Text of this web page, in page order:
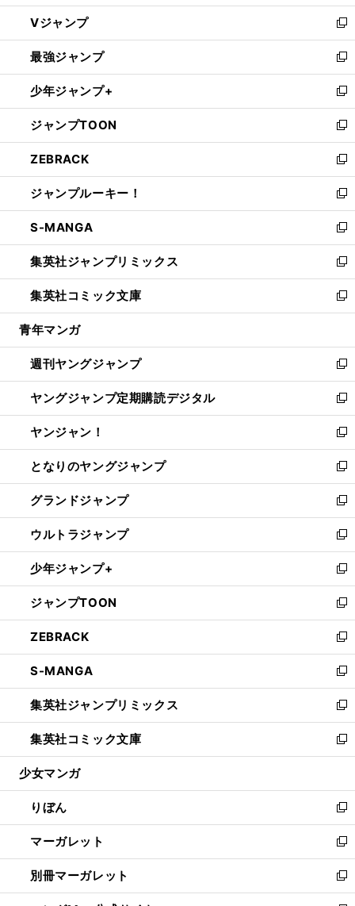
ウ
ィ
ン
ド
ウ
で
開
く
し
い
ウ
ィ
ン
ド
ウ
で
開
く
Vジャンプ
新
し
い
ウ
ィ
ン
ド
ウ
で
開
く
最強ジャンプ
新
し
い
ウ
ィ
ン
ド
ウ
で
開
く
少年ジャンプ+
新
し
い
ウ
ィ
ン
ド
ウ
で
開
く
ジャンプTOON
新
し
い
ウ
ィ
ン
ド
ウ
で
開
く
ZEBRACK
新
し
い
ウ
ィ
ン
ド
ウ
で
開
ジャンプルーキー！
新
し
い
ウ
ィ
ン
ド
ウ
開
く
S-MANGA
新
し
い
ウ
ィ
ン
ウ
で
開
く
集英社ジャンプリミックス
新
し
い
ウ
ン
ド
ウ
で
開
く
集英社コミック文庫
新
し
ウ
ィ
ン
ド
ウ
で
開
く
青年マンガ
週刊ヤングジャンプ
新
し
い
ウ
ィ
ン
ド
ウ
で
開
く
ヤングジャンプ定期購読デジタル
新
し
い
ウ
ィ
ン
ド
ウ
で
開
く
ヤンジャン！
新
し
い
ウ
ィ
ン
ド
ウ
で
開
く
となりのヤングジャンプ
新
し
い
ウ
ィ
ン
ド
ウ
で
開
く
グランドジャンプ
新
し
い
ウ
ィ
ン
ド
ウ
で
開
く
ウルトラジャンプ
新
し
い
ウ
ィ
ン
ド
ウ
で
開
く
少年ジャンプ+
新
し
い
ウ
ィ
ン
ド
ウ
で
開
く
ジャンプTOON
新
し
い
ウ
ィ
ン
ド
ウ
で
開
ZEBRACK
新
し
い
ウ
ィ
ン
ド
ウ
開
く
S-MANGA
新
し
い
ウ
ィ
ン
ウ
で
開
く
集英社ジャンプリミックス
新
し
い
ウ
ン
ド
ウ
で
開
く
集英社コミック文庫
新
し
ウ
ィ
ン
ド
ウ
で
開
少女マンガ
りぼん
新
し
い
ウ
ィ
ン
マーガレット
新
し
い
ウ
別冊マーガレット
新
し